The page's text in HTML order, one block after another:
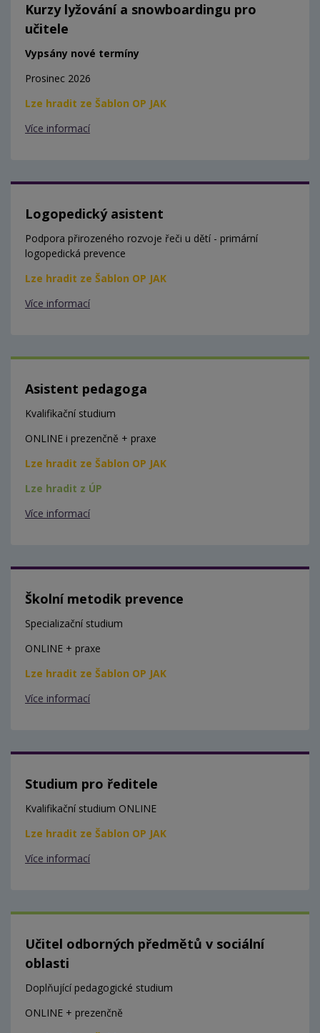
Kurzy lyžování a snowboardingu pro
učitele
Vypsány nové termíny
Prosinec 2026
Lze hradit ze Šablon OP JAK
Více informací
Logopedický asistent
Podpora přirozeného rozvoje řeči u dětí - primární
logopedická prevence
Lze hradit ze Šablon OP JAK
Více informací
Asistent pedagoga
Kvalifikační studium
ONLINE i prezenčně + praxe
Lze hradit ze Šablon OP JAK
Lze hradit z ÚP
Více informací
Školní metodik prevence
Specializační studium
ONLINE + praxe
Lze hradit ze Šablon OP JAK
Více informací
Studium pro ředitele
Kvalifikační studium ONLINE
Lze hradit ze Šablon OP JAK
Více informací
Učitel odborných předmětů v sociální
oblasti
Doplňující pedagogické studium
ONLINE + prezenčně